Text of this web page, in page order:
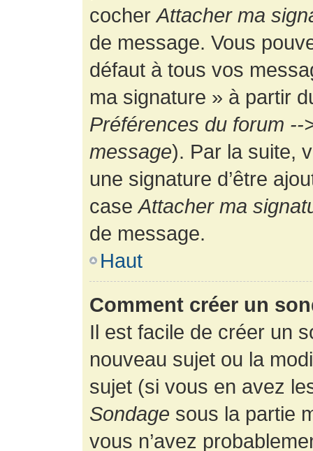
cocherAttacher ma
de message. Vous
défaut à tous vos
ma signature » à partir
Préférences du forum
message). Par la suite,
une signature d’être
caseAttacher ma
de message.
Haut
Comment créer un
Il est facile de créer un
nouveau sujet ou la
sujet (si vous en avez
Sondage sous la partie
vous n’avez